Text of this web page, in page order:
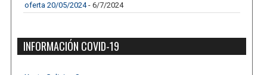
oferta 20/05/2024- 6/7/2024
INFORMACIÓN COVID-19